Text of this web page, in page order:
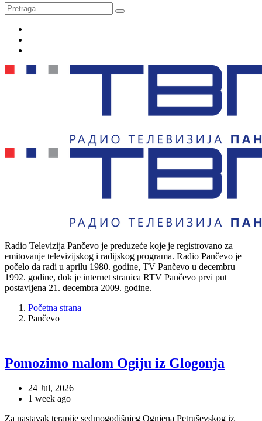
Radio Televizija Pančevo je preduzeće koje je registrovano za
emitovanje televizijskog i radijskog programa. Radio Pančevo je
počelo da radi u aprilu 1980. godine, TV Pančevo u decembru
1992. godine, dok je internet stranica RTV Pančevo prvi put
postavljena 21. decembra 2009. godine.
Početna strana
Pančevo
Pomozimo malom Ogiju iz Glogonja
24 Jul, 2026
1 week ago
Za nastavak terapije sedmogodišnjeg Ognjena Petruševskog iz